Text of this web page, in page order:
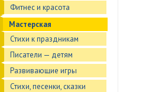
Фитнес и красота
Мастерская
Стихи к праздникам
Писатели — детям
Развивающие игры
Стихи, песенки, сказки